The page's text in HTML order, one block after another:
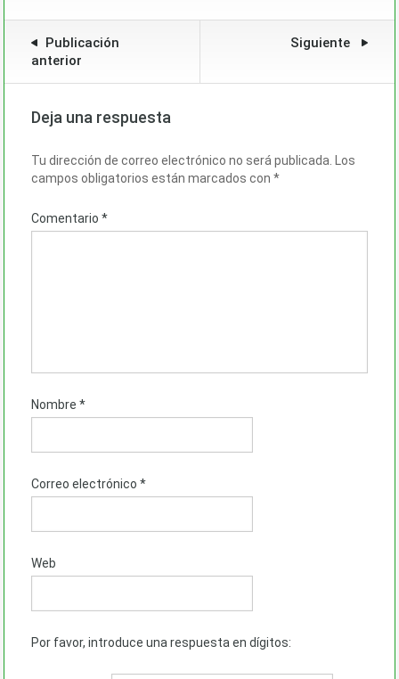
Publicación
anterior
Siguiente
Deja una respuesta
Tu dirección de correo electrónico no será publicada. Los
campos obligatorios están marcados con *
Comentario *
Nombre *
Correo electrónico *
Web
Por favor, introduce una respuesta en dígitos: